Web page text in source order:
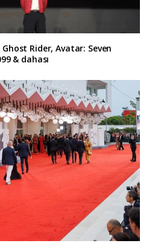
Ghost Rider, Avatar: Seven
& dahası